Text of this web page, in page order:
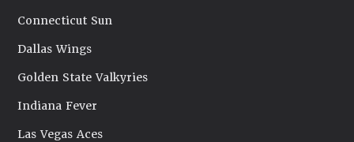
Connecticut Sun
Dallas Wings
Golden State Valkyries
Indiana Fever
Las Vegas Aces